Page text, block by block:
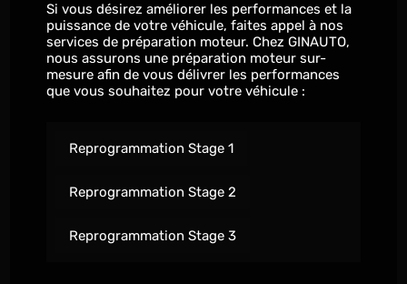
Si vous désirez améliorer les performances et la
puissance de votre véhicule, faites appel à nos
services de préparation moteur. Chez GINAUTO,
nous assurons une préparation moteur sur-
mesure afin de vous délivrer les performances
que vous souhaitez pour votre véhicule :
Reprogrammation Stage 1
Reprogrammation Stage 2
Reprogrammation Stage 3